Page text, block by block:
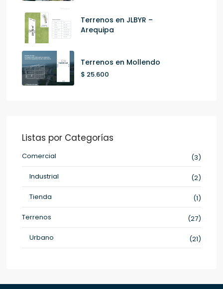
Terrenos en JLBYR –
Arequipa
Terrenos en Mollendo
$ 25.600
Listas por Categorías
Comercial
(3)
Industrial
(2)
Tienda
(1)
Terrenos
(27)
Urbano
(21)